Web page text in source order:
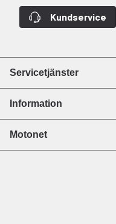
Kundservice
Servicetjänster
Information
Motonet